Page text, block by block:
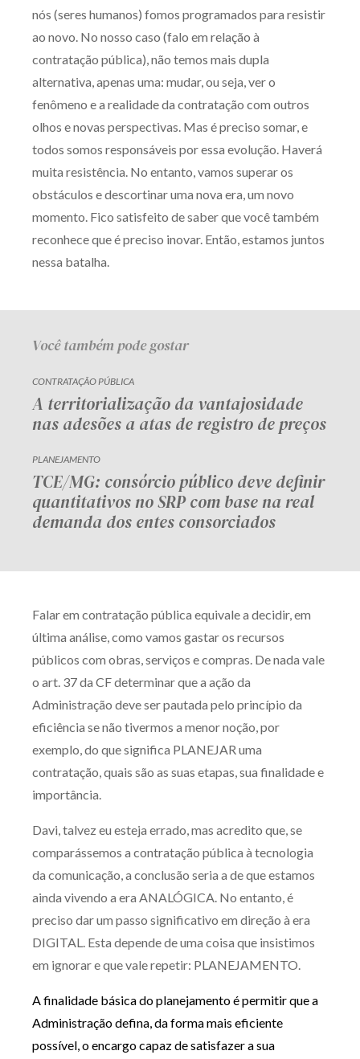
nós (seres humanos) fomos programados para resistir
ao novo. No nosso caso (falo em relação à
contratação pública), não temos mais dupla
alternativa, apenas uma: mudar, ou seja, ver o
fenômeno e a realidade da contratação com outros
olhos e novas perspectivas. Mas é preciso somar, e
todos somos responsáveis por essa evolução. Haverá
muita resistência. No entanto, vamos superar os
obstáculos e descortinar uma nova era, um novo
momento. Fico satisfeito de saber que você também
reconhece que é preciso inovar. Então, estamos juntos
nessa batalha.
Você também pode gostar
CONTRATAÇÃO PÚBLICA
A territorialização da vantajosidade
nas adesões a atas de registro de preços
PLANEJAMENTO
TCE/MG: consórcio público deve definir
quantitativos no SRP com base na real
demanda dos entes consorciados
Falar em contratação pública equivale a decidir, em
última análise, como vamos gastar os recursos
públicos com obras, serviços e compras. De nada vale
o art. 37 da CF determinar que a ação da
Administração deve ser pautada pelo princípio da
eficiência se não tivermos a menor noção, por
exemplo, do que significa PLANEJAR uma
contratação, quais são as suas etapas, sua finalidade e
importância.
Davi, talvez eu esteja errado, mas acredito que, se
comparássemos a contratação pública à tecnologia
da comunicação, a conclusão seria a de que estamos
ainda vivendo a era ANALÓGICA. No entanto, é
preciso dar um passo significativo em direção à era
DIGITAL. Esta depende de uma coisa que insistimos
em ignorar e que vale repetir: PLANEJAMENTO.
A finalidade básica do planejamento é permitir que a
Administração defina, da forma mais eficiente
possível, o encargo capaz de satisfazer a sua